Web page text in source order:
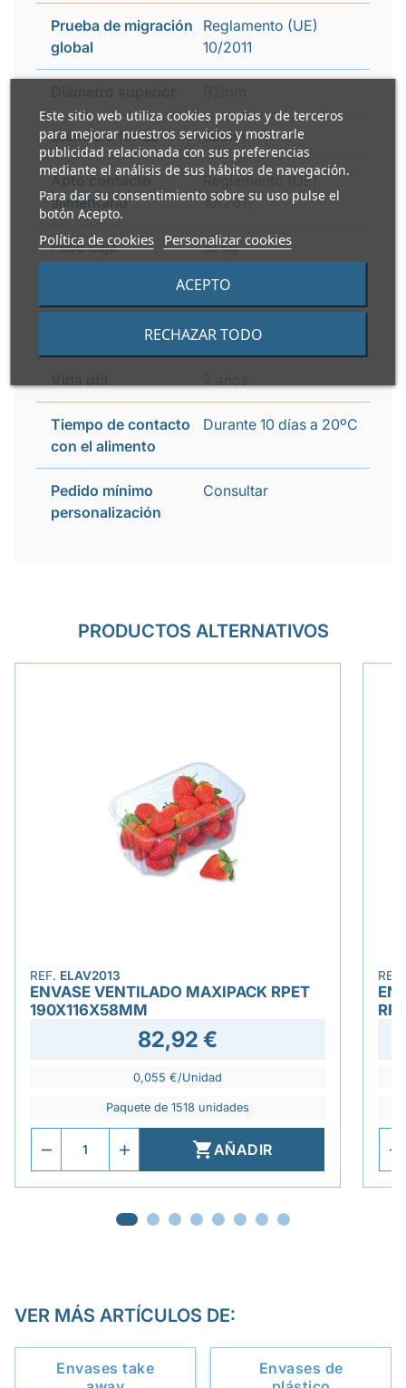
Este sitio web utiliza cookies propias y de terceros
para mejorar nuestros servicios y mostrarle
publicidad relacionada con sus preferencias
mediante el análisis de sus hábitos de navegación.
Para dar su consentimiento sobre su uso pulse el
botón Acepto.
Política de cookies Personalizar cookies
RECHAZAR TODO
ACEPTO
Prueba de migración
global
Reglamento (UE)
10/2011
Diámetro fondo 59mm
Apto contacto
alimentario
Reglamento (UE)
10/2011
Peso caja 10 kg
No
Apto congelador Si
Tiempo de contacto
con el alimento
Durante 10 días a 20ºC
Pedido mínimo
personalización
Consultar
PRODUCTOS ALTERNATIVOS
REF. ELAV2013
ENVASE VENTILADO MAXIPACK RPET
190X116X58MM
82,92 €
0,055 €/Unidad
Paquete de 1518 unidades
AÑADIR
VER MÁS ARTÍCULOS DE:
Envases take
Envases de